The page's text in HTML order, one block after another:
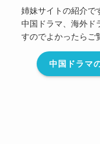
姉妹サイトの紹介で
中国ドラマ、海外ド
すのでよかったらご
中国ドラマ